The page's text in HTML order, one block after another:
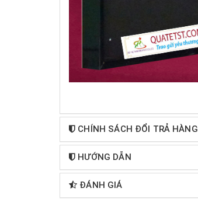
CHÍNH SÁCH ĐỔI TRẢ HÀNG
HƯỚNG DẪN
ĐÁNH GIÁ